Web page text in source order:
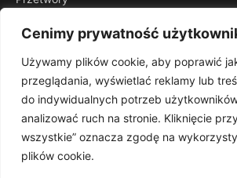
Cenimy prywatność
Używamy plików cookie, aby poprawić
przeglądania, wyświetlać reklamy lub
do indywidualnych potrzeb
analizować ruch na stronie. Kliknięcie
wszystkie” oznacza zgodę na
plików cookie.
Porady mistrza
INFORMACJE
Kontakt
Mapa witryny
Polityka prywatności
RSS